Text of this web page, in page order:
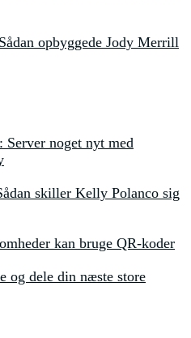
opbyggede Jody Merrill
noget nyt med
skiller Kelly Polanco sig
kan bruge QR-koder
og dele din næste store